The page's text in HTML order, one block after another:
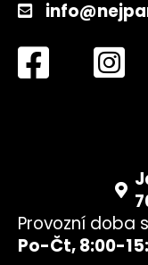
Provozní doba
Po-Čt, 8:00-